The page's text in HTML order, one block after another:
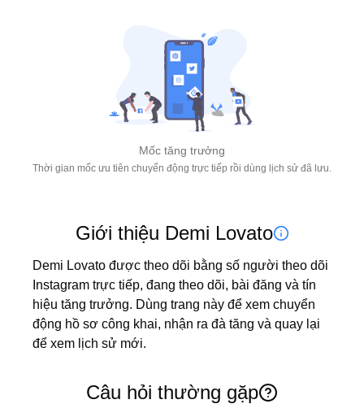
Mốc tăng trưởng
Thời gian mốc ưu tiên chuyển động trực tiếp rồi dùng lịch sử đã lưu.
Giới thiệu Demi Lovato
Demi Lovato được theo dõi bằng số người theo dõi
Instagram trực tiếp, đang theo dõi, bài đăng và tín
hiệu tăng trưởng. Dùng trang này để xem chuyển
động hồ sơ công khai, nhận ra đà tăng và quay lại
để xem lịch sử mới.
Câu hỏi thường gặp